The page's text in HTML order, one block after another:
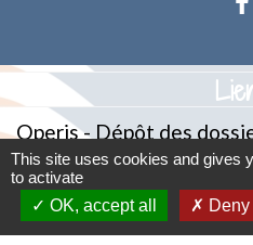
Operis - Dépôt des
Mentions légales
Accessibilité
This site uses cookies and gives
to activate
OK, accept all